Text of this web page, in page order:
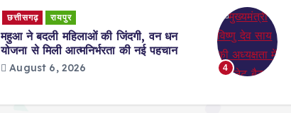
छत्तीसगढ़ रायपुर
महुआ ने बदली महिलाओं की जिंदगी, वन धन
योजना से मिली आत्मनिर्भरता की नई पहचान
August 6, 2026 4